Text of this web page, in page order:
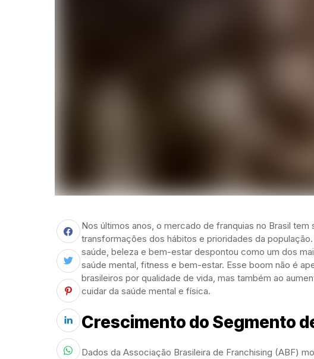
Nos últimos anos, o mercado de franquias no Brasil
transformações dos hábitos e prioridades da
saúde, beleza e bem-estar despontou como um dos
saúde mental, fitness e bem-estar. Esse boom não é
brasileiros por qualidade de vida, mas também ao
cuidar da saúde mental e física.
Crescimento do Segmento
Dados da Associação Brasileira de Franchising (ABF)